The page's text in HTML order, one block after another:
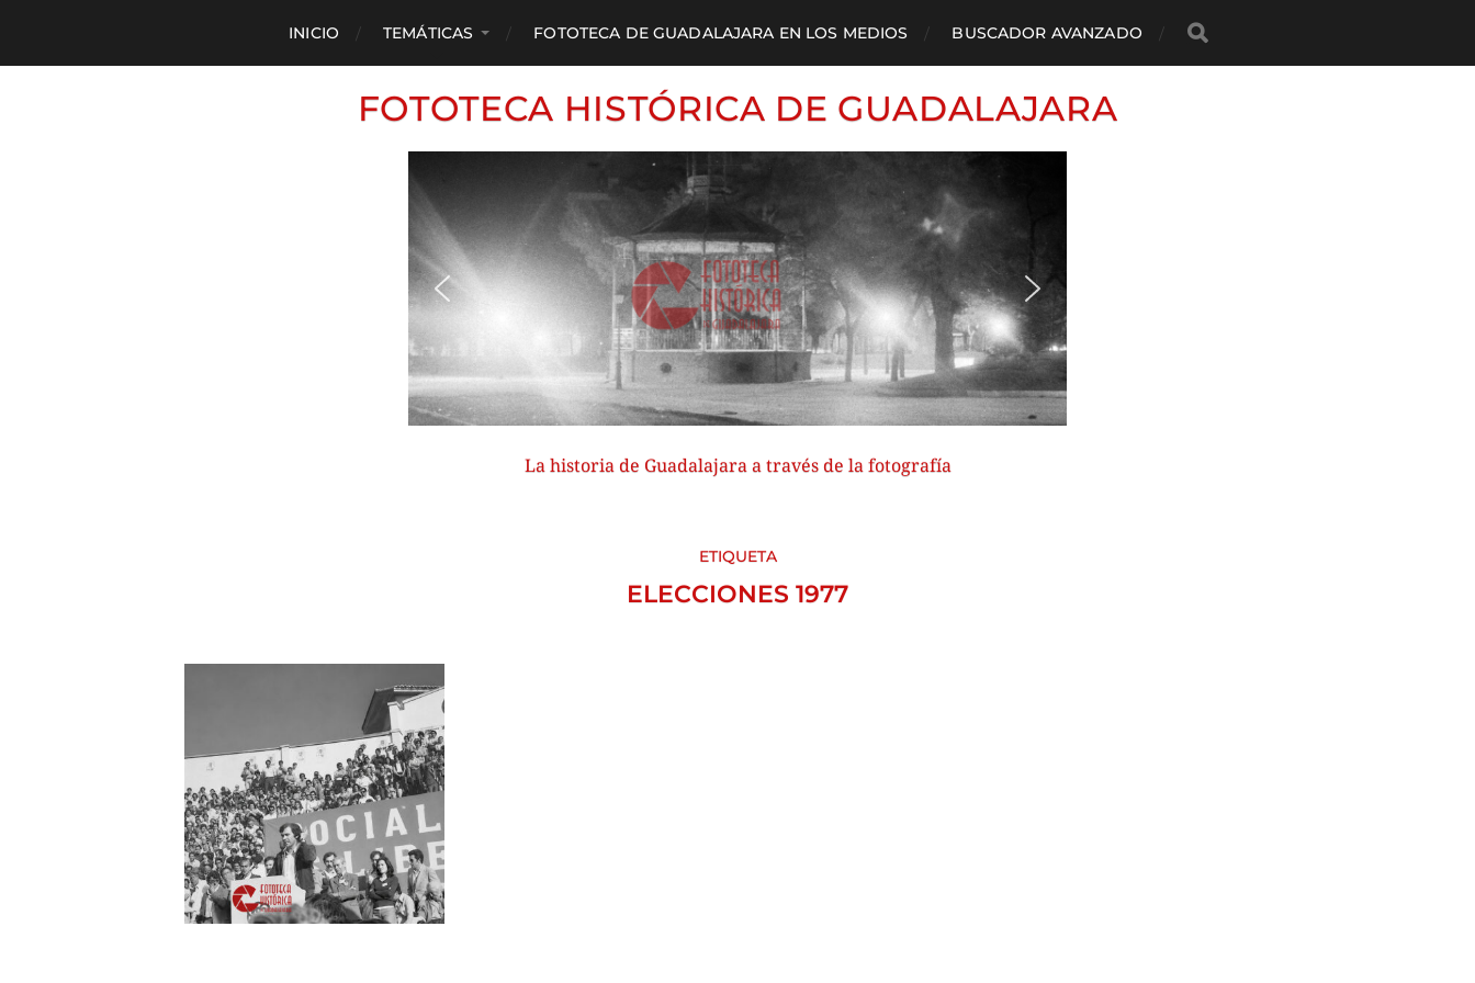
INICIO TEMÁTICAS FOTOTECA DE GUADALAJARA EN LOS MEDIOS BUSCADOR AVANZADO
FOTOTECA HISTÓRICA DE GUADALAJARA
La historia de Guadalajara a través de la fotografía
ETIQUETA
ELECCIONES 1977